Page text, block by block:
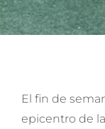
El fin de
epicentro de